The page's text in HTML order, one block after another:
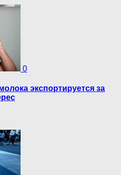
0
экспортируется за